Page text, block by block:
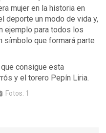
mujer en la historia en
deporte un modo de vida y,
ejemplo para todos los
símbolo que formará parte
consigue esta
y el torero Pepín Liria.
Fotos: 1